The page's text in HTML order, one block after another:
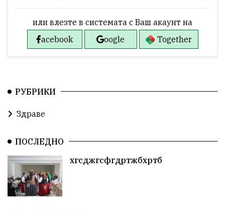
или влезте в системата с Ваш акаунт на
acebook
oogle Together
РУБРИКИ
Здраве
ПОСЛЕДНО
хгсджгсфгдртжбхртб